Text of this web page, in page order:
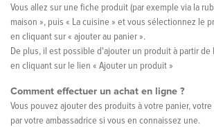
Vous allez sur une fiche produit (par exemple via la
maison », puis « La cuisine » et vous sélectionnez le
en cliquant sur « ajouter au panier ».
De plus, il est possible d'ajouter un produit à partir de
en cliquant sur le lien « Ajouter un produit »
Comment effectuer un achat en ligne ?
Vous pouvez ajouter des produits à votre panier,
par votre ambassadrice si vous en connaissez une.